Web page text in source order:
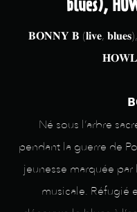
blues),
𝐁𝐎𝐍𝐍𝐘 𝐁 (𝐥𝐢𝐯𝐞,
Né sous l’arbre
pendant la guerre de
jeunesse marquée par
musicale. Réfugié